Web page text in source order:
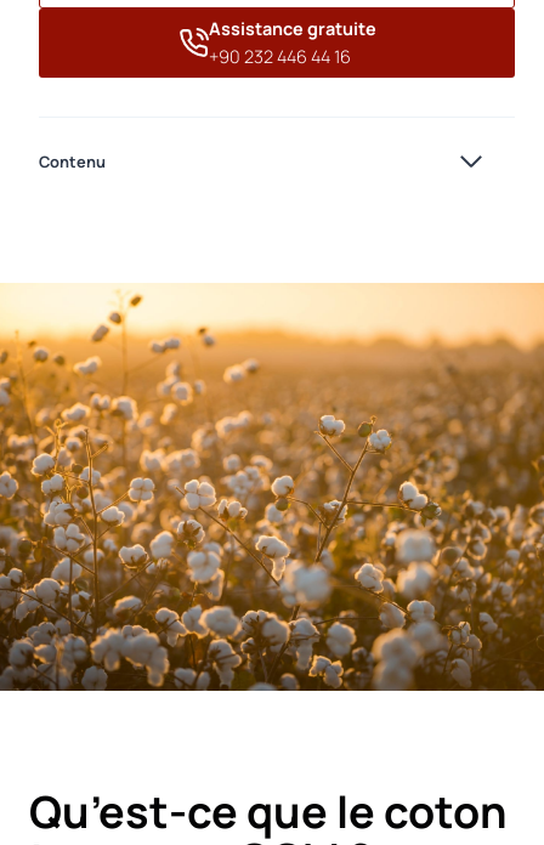
Assistance gratuite
+90 232 446 44 16
Contenu
Qu’est-ce que le coton